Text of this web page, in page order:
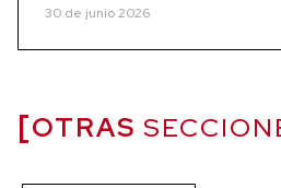
30 de junio 2026
OTRAS